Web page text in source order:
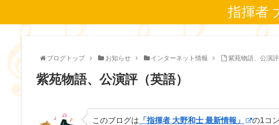
指揮者
ブログトップ お知らせ インターネット情報 紫苑物語、公演評
紫苑物語、公演評（英語）
このブログは 「指揮者 大野和士 最新情報」 の1コ